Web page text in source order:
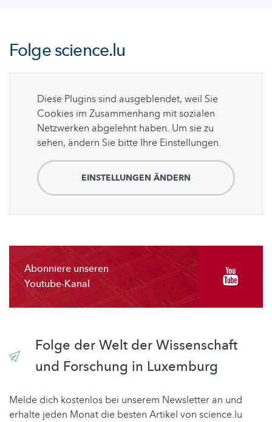
Folgescience.lu
Diese Plugins sind ausgeblendet, weil Sie
Cookies im Zusammenhang mit sozialen
Netzwerken abgelehnt haben. Um sie zu
sehen, ändern Sie bitte Ihre Einstellungen.
EINSTELLUNGEN ÄNDERN
Abonniere unseren
Youtube-Kanal
Folge der Welt der Wissenschaft
und Forschung in Luxemburg
Melde dich kostenlos bei unserem Newsletter an und
erhalte jeden Monat die besten Artikel von science.lu